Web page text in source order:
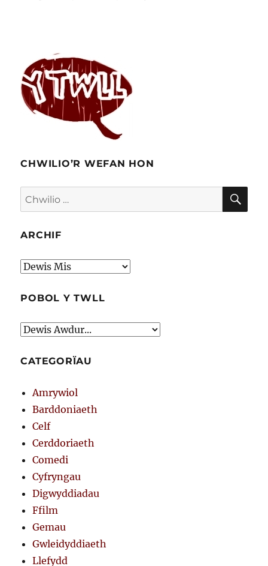
CHWILIO’R WEFAN HON
Chwilio
am:
ARCHIF
Archif
POBOL Y TWLL
CATEGORÏAU
Amrywiol
Barddoniaeth
Celf
Cerddoriaeth
Comedi
Cyfryngau
Digwyddiadau
Ffilm
Gemau
Gwleidyddiaeth
Llefydd